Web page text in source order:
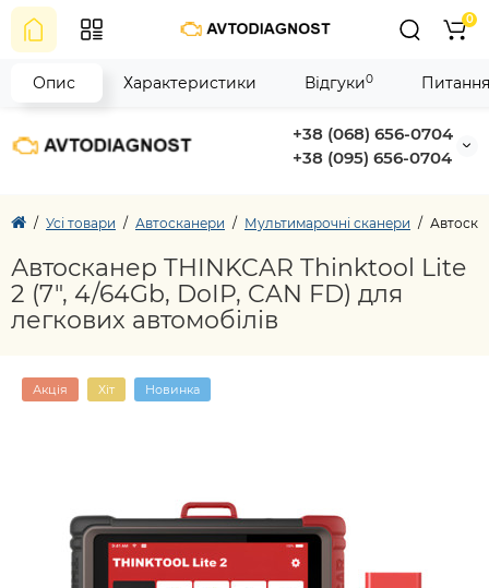
+38 (068) 656-0704
+38 (095) 656-0704
0
Усі товари Автосканери Мультимарочні сканери
Автосканер THINKCAR Thinktool Lite
2 (7", 4/64Gb, DoIP, CAN FD) для
легкових автомобілів
Акція Хіт Новинка
Опис Характеристики Відгуки0